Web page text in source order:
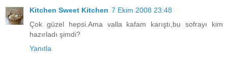
Kitchen Sweet Kitchen 7 Ekim 2008 23:48
Çok güzel hepsi.Ama valla kafam karıştı,bu sofrayı kim
hazırladı şimdi?
Yanıtla